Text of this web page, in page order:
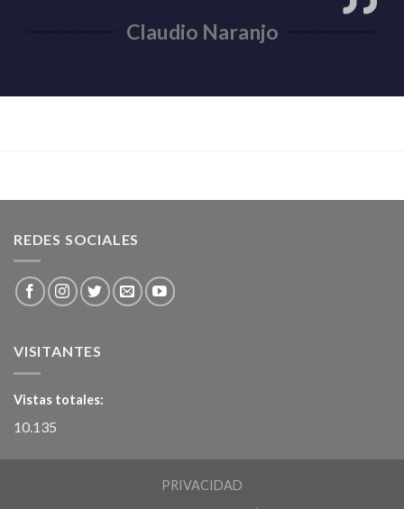
Claudio Naranjo
REDES SOCIALES
VISITANTES
Vistas totales:
10.135
PRIVACIDAD